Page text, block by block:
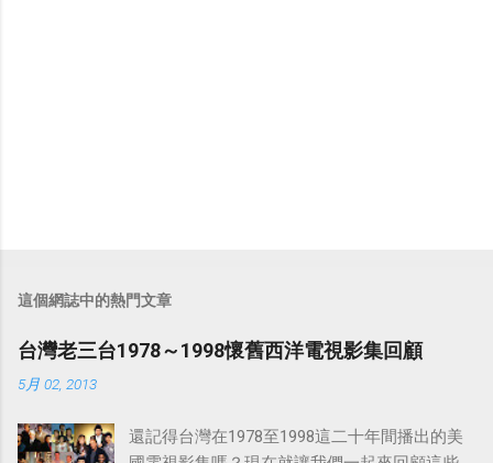
這個網誌中的熱門文章
台灣老三台1978～1998懷舊西洋電視影集回顧
5月 02, 2013
還記得台灣在1978至1998這二十年間播出的美